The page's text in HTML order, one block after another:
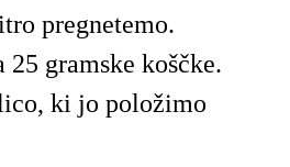
pregnetemo.
gramske koščke.
ki jo položimo